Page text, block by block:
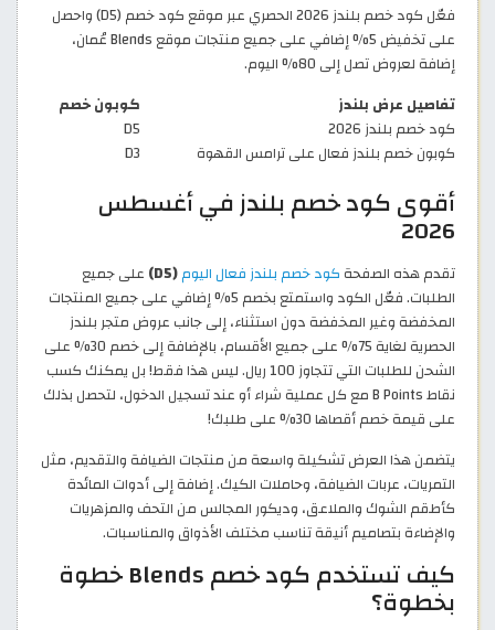
فعّل كود خصم بلندز 2026 الحصري عبر موقع كود خصم (D5) واحصل
على تخفيض 5% إضافي على جميع منتجات موقع Blends عُمان،
إضافة لعروض تصل إلى 80% اليوم.
تفاصيل عرض بلندز
كوبون خصم
كود خصم بلندز 2026
D5
كوبون خصم بلندز فعال على ترامس القهوة
D3
أقوى كود خصم بلندز في أغسطس
2026
تقدم هذه الصفحة كود خصم بلندز فعال اليوم(D5)
على جميع
الطلبات. فعّل الكود واستمتع بخصم 5% إضافي على جميع المنتجات
المخفضة وغير المخفضة دون استثناء، إلى جانب عروض متجر بلندز
الحصرية لغاية 75% على جميع الأقسام، بالإضافة إلى خصم 30% على
الشحن للطلبات التي تتجاوز 100 ريال. ليس هذا فقط! بل يمكنك كسب
نقاط B Points مع كل عملية شراء أو عند تسجيل الدخول، لتحصل بذلك
على قيمة خصم أقصاها 30% على طلبك!
يتضمن هذا العرض تشكيلة واسعة من منتجات الضيافة والتقديم، مثل
التمريات، عربات الضيافة، وحاملات الكيك. إضافة إلى أدوات المائدة
كأطقم الشوك والملاعق، وديكور المجالس من التحف والمزهريات
والإضاءة بتصاميم أنيقة تناسب مختلف الأذواق والمناسبات.
كيف تستخدم كود خصم Blends خطوة
بخطوة؟